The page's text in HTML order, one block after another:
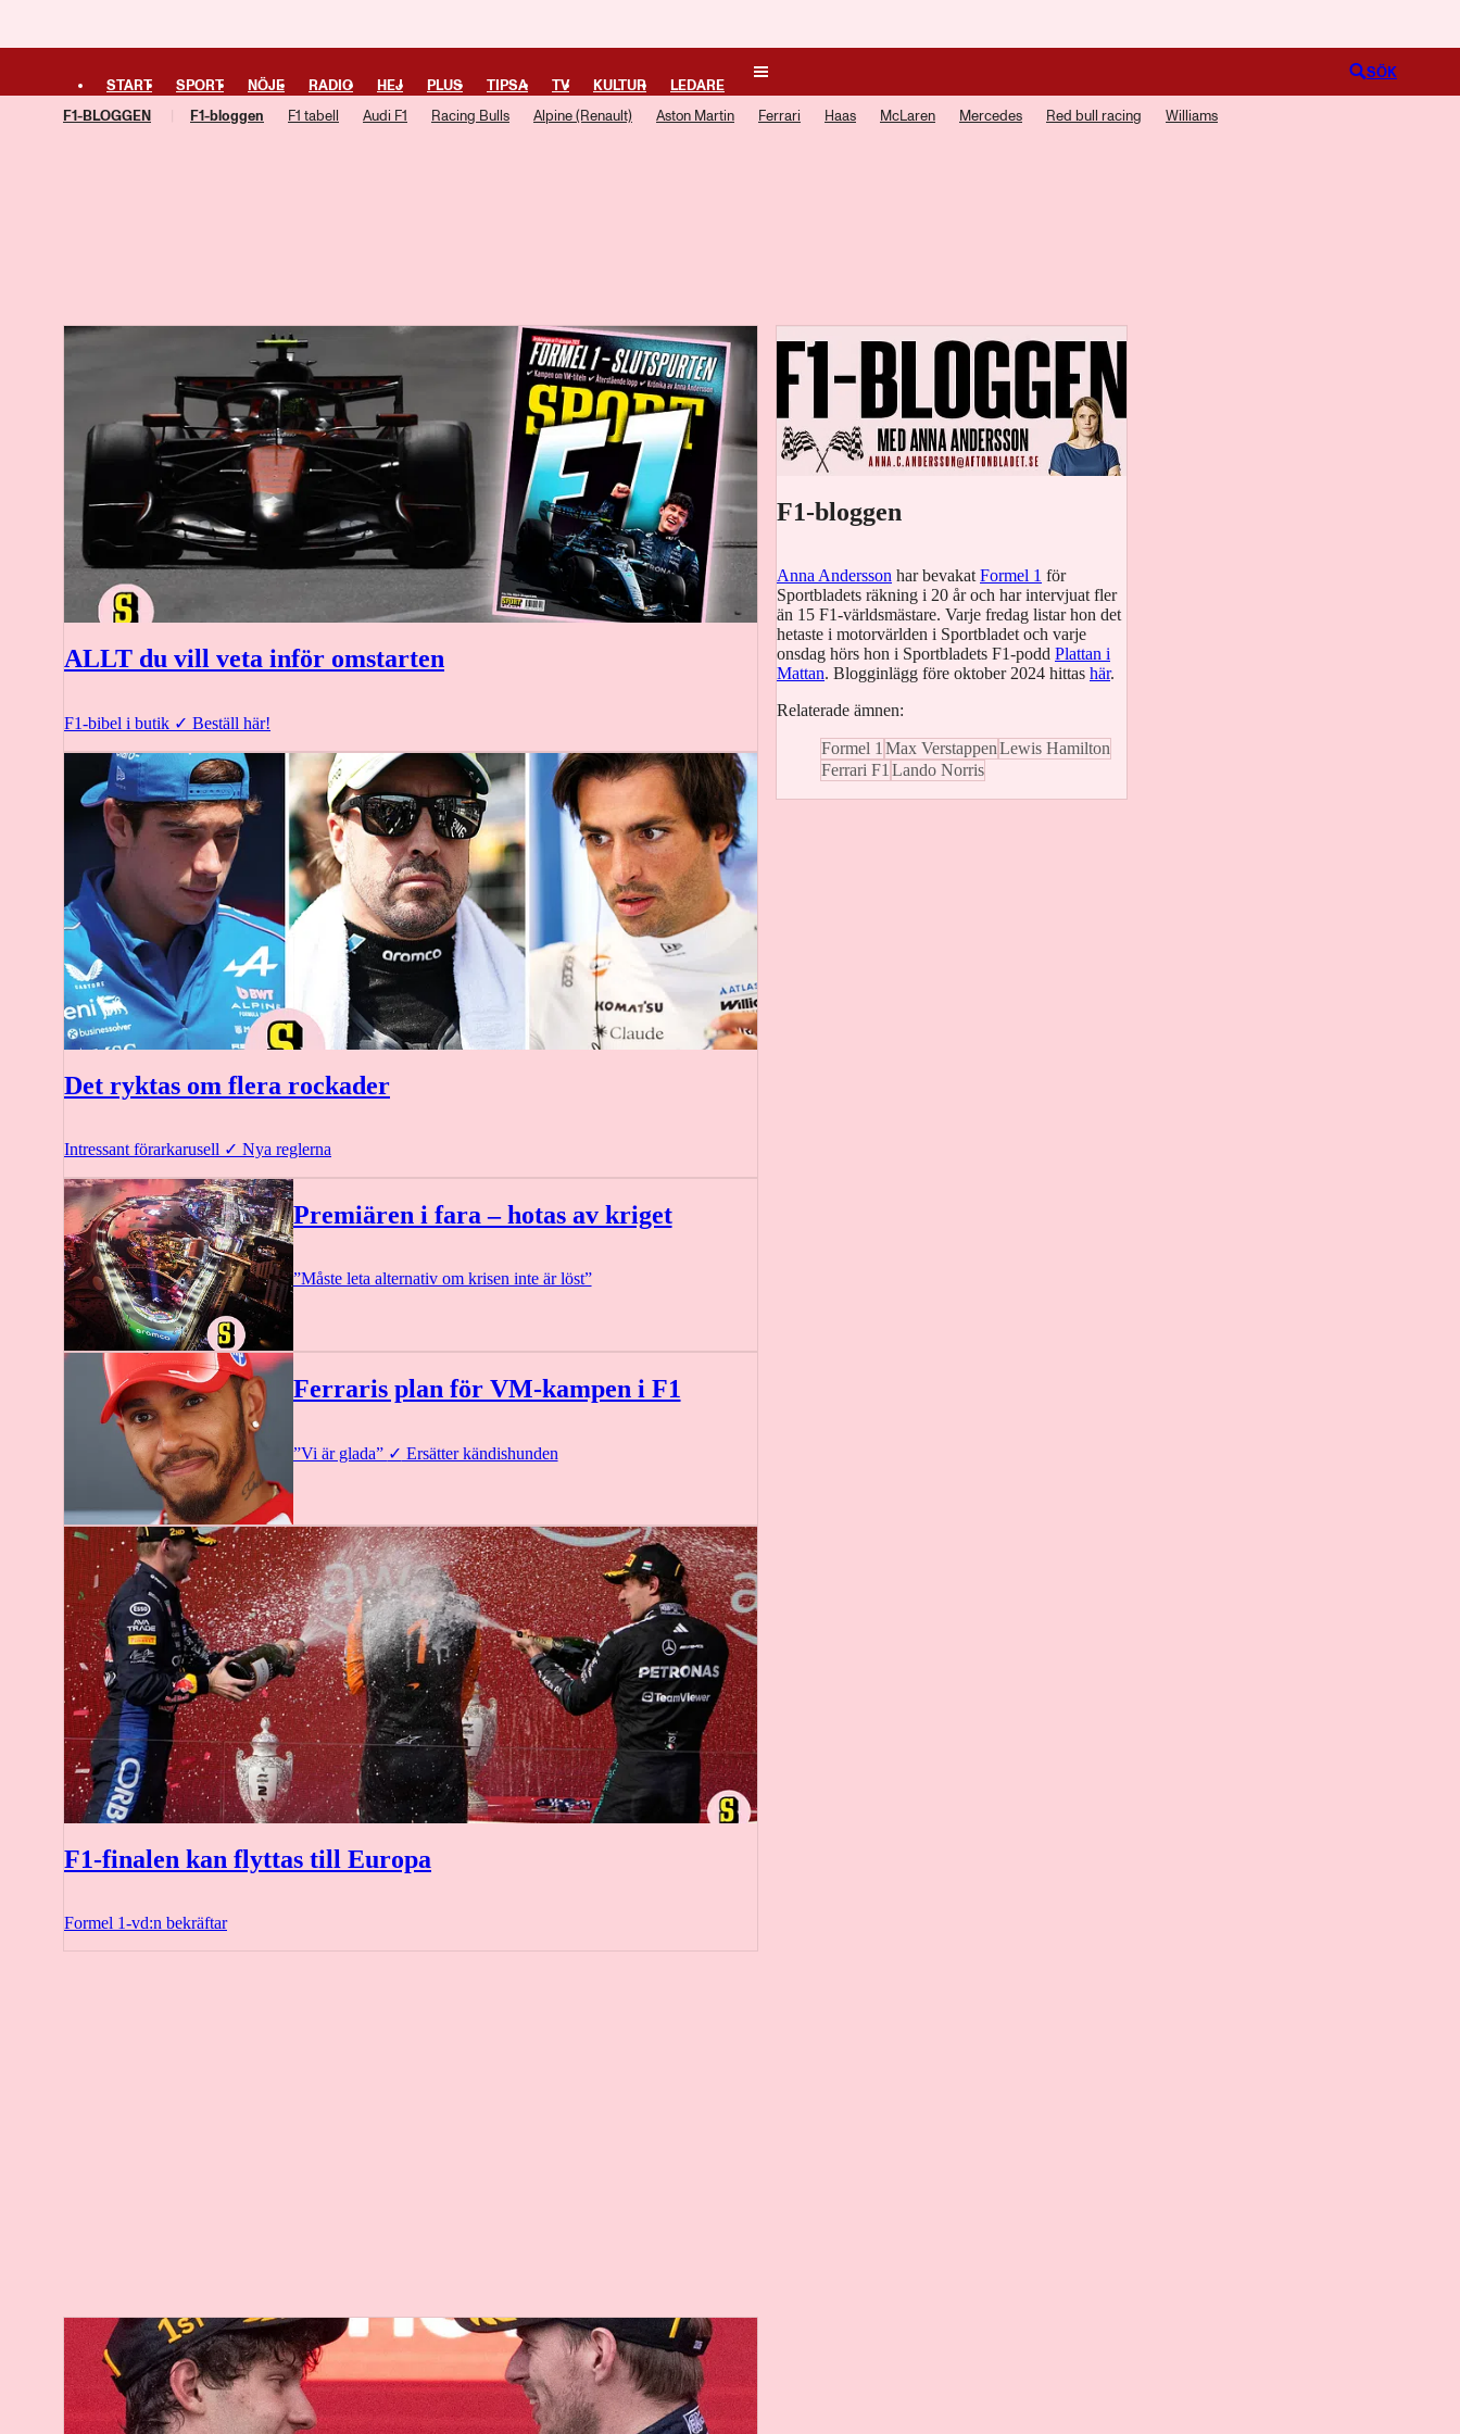
START SPORT NÖJE RADIO HEJ PLUS TIPSA TV KULTUR LEDARE
SÖK
F1-BLOGGEN F1-bloggen F1 tabell Audi F1 Racing Bulls Alpine (Renault) Aston Martin Ferrari Haas McLaren Mercedes Red bull racing Williams
F1-bloggen
Anna Andersson har bevakat Formel 1 för
Sportbladets räkning i 20 år och har intervjuat fler
än 15 F1-världsmästare. Varje fredag listar hon det
hetaste i motorvärlden i Sportbladet och varje
onsdag hörs hon i Sportbladets F1-podd Plattan i
Mattan. Blogginlägg före oktober 2024 hittas här.
Relaterade ämnen:
Formel 1 Max VerstappenLewis Hamilton
Ferrari F1 Lando Norris
ALLT du vill veta inför omstarten
F1-bibel i butik ✓ Beställ här!
Det ryktas om flera rockader
Intressant förarkarusell ✓ Nya reglerna
Premiären i fara – hotas av kriget
”Måste leta alternativ om krisen inte är löst”
Ferraris plan för VM-kampen i F1
”Vi är glada” ✓ Ersätter kändishunden
F1-finalen kan flyttas till Europa
Formel 1-vd:n bekräftar